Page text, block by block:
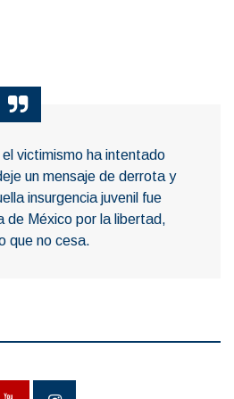
victimismo ha intentado
un mensaje de derrota y
insurgencia juvenil fue
de México por la libertad,
que no cesa.